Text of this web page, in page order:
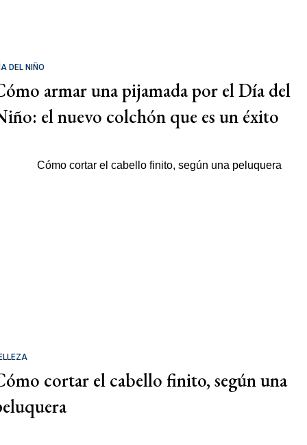
DEL NIÑO
armar una pijamada por el Día del
el nuevo colchón que es un éxito
cortar el cabello finito, según una